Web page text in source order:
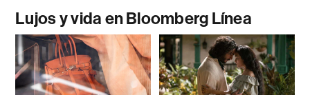
Lujos y vida en Bloomberg Línea